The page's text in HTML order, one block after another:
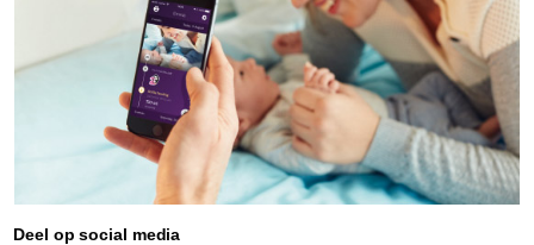
Deel op social media